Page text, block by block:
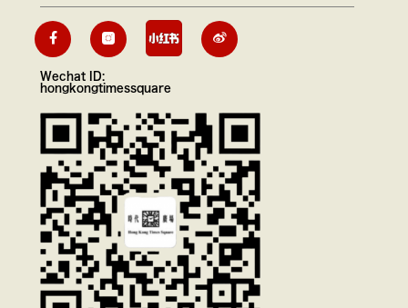
Wechat ID:
hongkongtimessquare